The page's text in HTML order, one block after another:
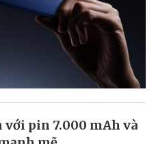
với pin 7.000 mAh và